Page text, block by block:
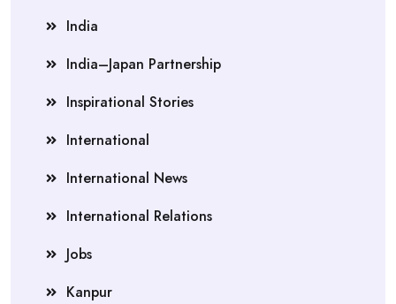
India
India–Japan Partnership
Inspirational Stories
International
International News
International Relations
Jobs
Kanpur